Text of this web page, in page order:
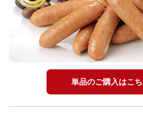
単品のご購入はこち